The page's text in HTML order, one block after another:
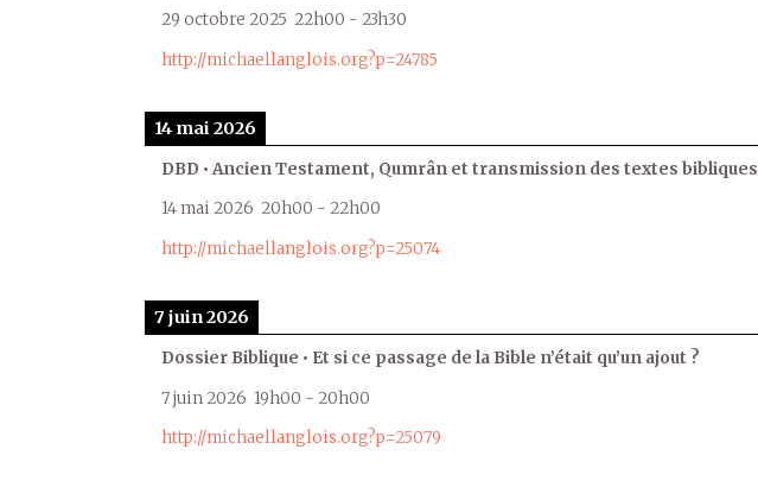
29 octobre 2025 22h00 - 23h30
http://michaellanglois.org?p=24785
14 mai 2026
DBD • Ancien Testament, Qumrân et transmission des textes bibliques
14 mai 2026 20h00 - 22h00
http://michaellanglois.org?p=25074
7 juin 2026
Dossier Biblique • Et si ce passage de la Bible n’était qu’un ajout ?
7 juin 2026 19h00 - 20h00
http://michaellanglois.org?p=25079